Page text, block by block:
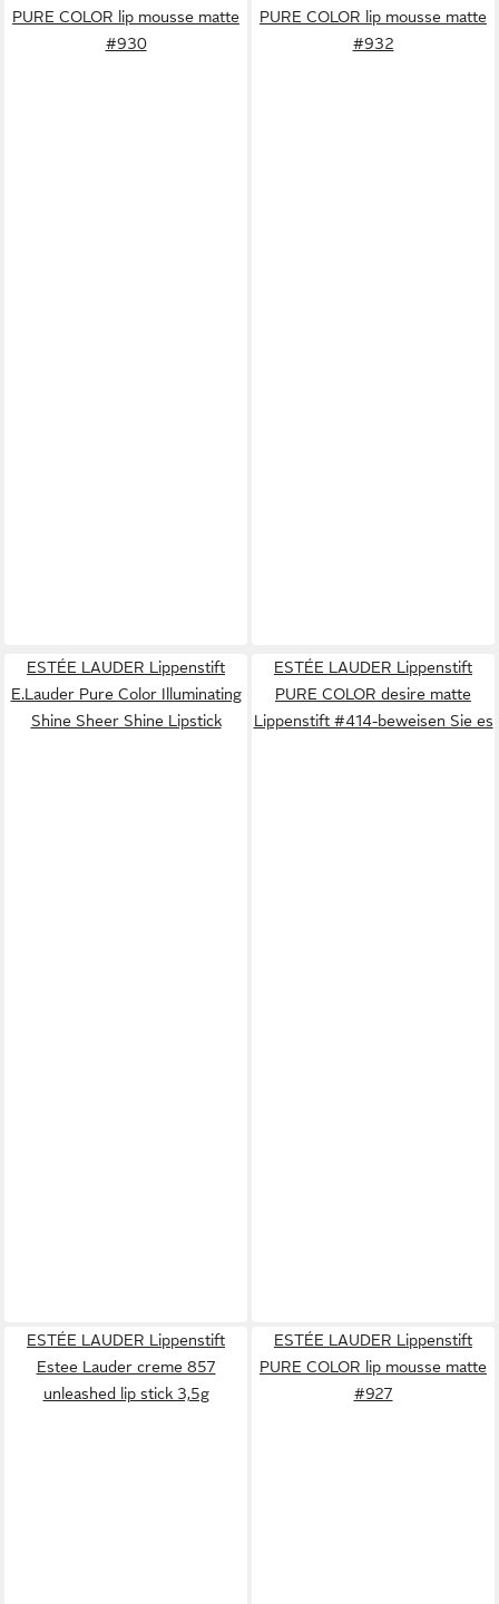
PURE COLOR lip mousse matte
#930
PURE COLOR lip mousse matte
#932
ESTÉE LAUDER Lippenstift
E.Lauder Pure Color Illuminating
Shine Sheer Shine Lipstick
ESTÉE LAUDER Lippenstift
PURE COLOR desire matte
Lippenstift #414-beweisen Sie es
ESTÉE LAUDER Lippenstift
Estee Lauder creme 857
unleashed lip stick 3,5g
ESTÉE LAUDER Lippenstift
PURE COLOR lip mousse matte
#927